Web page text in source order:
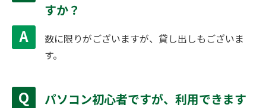
すか？
数に限りがございますが、貸し出しもございま
す。
パソコン初心者ですが、利用できます